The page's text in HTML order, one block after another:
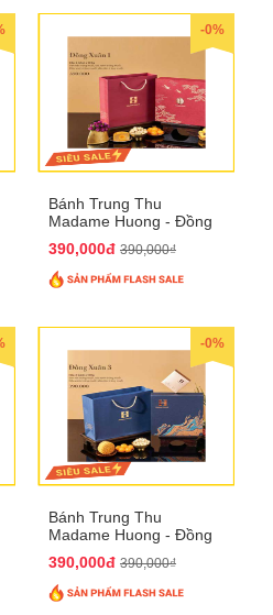
-0%
Bánh Trung Thu
Madame Huong - Đồng
390,000đ 390,000₫
-0%
Bánh Trung Thu
Madame Huong - Đồng
390,000đ 390,000₫